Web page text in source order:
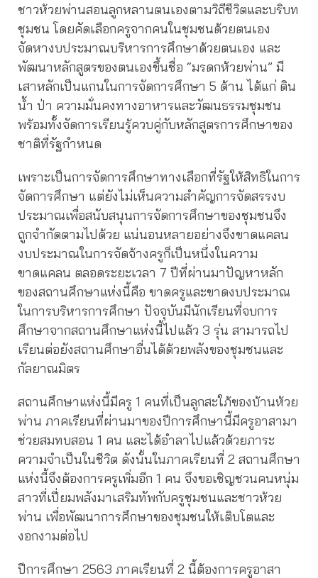
ชาวห้วยพ่านสอนลูกหลานตนเองตามวิถีชีวิตและบริบท
ชุมชน โดยคัดเลือกครูจากคนในชุมชนด้วยตนเอง
จัดหางบประมาณบริหารการศึกษาด้วยตนเอง และ
พัฒนาหลักสูตรของตนเองขึ้นชื่อ “มรดกห้วยพ่าน” มี
เสาหลักเป็นแกนในการจัดการศึกษา 5 ด้าน ได้แก่ ดิน
น้ำ ป่า ความมั่นคงทางอาหารและวัฒนธรรมชุมชน
พร้อมทั้งจัดการเรียนรู้ควบคู่กับหลักสูตรการศึกษาของ
ชาติที่รัฐกำหนด
เพราะเป็นการจัดการศึกษาทางเลือกที่รัฐให้สิทธิในการ
จัดการศึกษา แต่ยังไม่เห็นความสำคัญการจัดสรรงบ
ประมาณเพื่อสนับสนุนการจัดการศึกษาของชุมชนจึง
ถูกจำกัดตามไปด้วย แน่นอนหลายอย่างจึงขาดแคลน
งบประมาณในการจัดจ้างครูก็เป็นหนึ่งในความ
ขาดแคลน ตลอดระยะเวลา 7 ปีที่ผ่านมาปัญหาหลัก
ของสถานศึกษาแห่งนี้คือ ขาดครูและขาดงบประมาณ
ในการบริหารการศึกษา ปัจจุบันมีนักเรียนที่จบการ
ศึกษาจากสถานศึกษาแห่งนี้ไปแล้ว 3 รุ่น สามารถไป
เรียนต่อยังสถานศึกษาอื่นได้ด้วยพลังของชุมชนและ
กัลยาณมิตร
สถานศึกษาแห่งนี้มีครู 1 คนที่เป็นลูกสะใภ้ของบ้านห้วย
พ่าน ภาคเรียนที่ผ่านมาของปีการศึกษานี้มีครูอาสามา
ช่วยสมทบสอน 1 คน และได้อำลาไปแล้วด้วยภาระ
ความจำเป็นในชีวิต ดังนั้นในภาคเรียนที่ 2 สถานศึกษา
แห่งนี้จึงต้องการครูเพิ่มอีก 1 คน จึงขอเชิญชวนคนหนุ่ม
สาวที่เปี่ยมพลังมาเสริมทัพกับครูชุมชนและชาวห้วย
พ่าน เพื่อพัฒนาการศึกษาของชุมชนให้เติบโตและ
งอกงามต่อไป
ปีการศึกษา 2563 ภาคเรียนที่ 2 นี้ต้องการครูอาสา